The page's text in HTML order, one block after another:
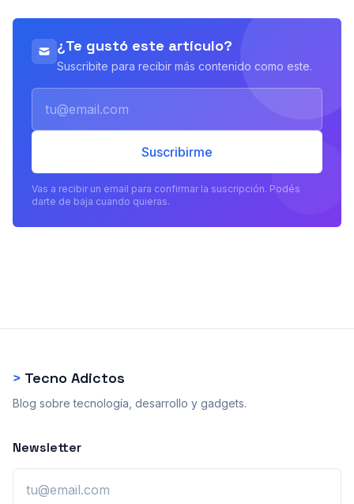
¿Te gustó este artículo?
Suscribite para recibir más contenido como este.
Suscribirme
Vas a recibir un email para confirmar la suscripción. Podés
darte de baja cuando quieras.
> Tecno Adictos
Blog sobre tecnología, desarrollo y gadgets.
Newsletter